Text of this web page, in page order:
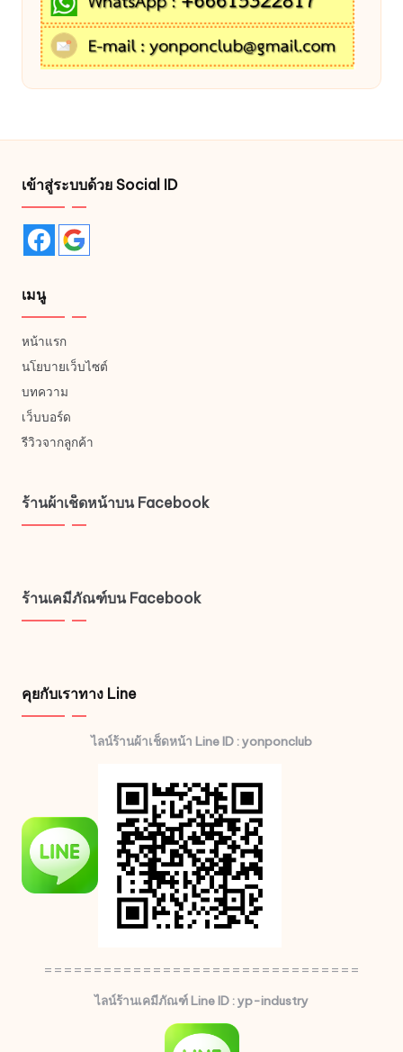
เข้าสู่ระบบด้วย Social ID
เมนู
หน้าแรก
นโยบายเว็บไซต์
บทความ
เว็บบอร์ด
รีวิวจากลูกค้า
ร้านผ้าเช็ดหน้าบน Facebook
ร้านเคมีภัณฑ์บน Facebook
คุยกับเราทาง Line
ไลน์ร้านผ้าเช็ดหน้า Line ID : yonponclub
================================
ไลน์ร้านเคมีภัณฑ์ Line ID : yp-industry